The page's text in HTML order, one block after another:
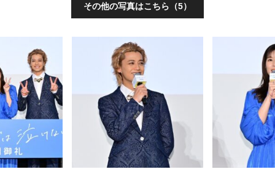
その他の写真はこちら（5）